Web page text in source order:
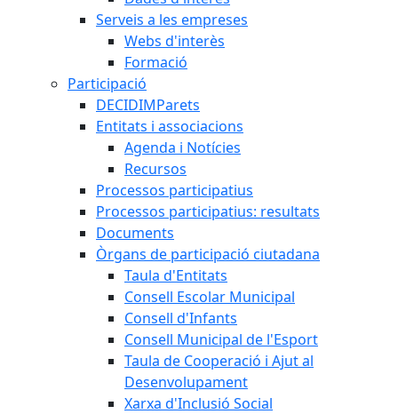
Serveis a les empreses
Webs d'interès
Formació
Participació
DECIDIMParets
Entitats i associacions
Agenda i Notícies
Recursos
Processos participatius
Processos participatius: resultats
Documents
Òrgans de participació ciutadana
Taula d'Entitats
Consell Escolar Municipal
Consell d'Infants
Consell Municipal de l'Esport
Taula de Cooperació i Ajut al
Desenvolupament
Xarxa d'Inclusió Social